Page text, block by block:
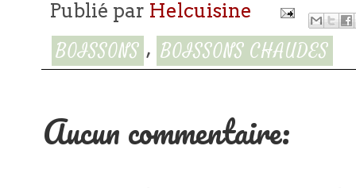
Publié par Helcuisine
BOISSONS , BOISSONS CHAUDES
Aucun commentaire: